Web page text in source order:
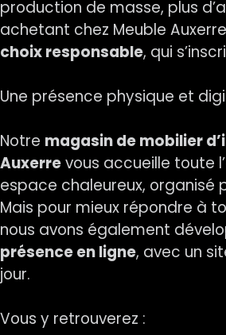
production de masse, plus
achetant chez Meuble
choix responsable, qui
Une présence physique et
Notre magasin de mobilier
Auxerrevous accueille toute
espace chaleureux, organisé
Mais pour mieux répondre à
nous avons également
présence en ligne, avec un
jour.
Vous y retrouverez :